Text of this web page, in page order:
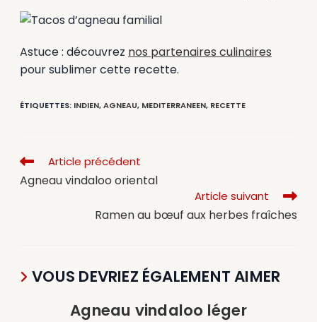
Astuce : découvrez nos partenaires culinaires
pour sublimer cette recette.
ÉTIQUETTES: INDIEN,AGNEAU, MEDITERRANEEN, RECETTE
Article précédent
Agneau vindaloo oriental
Article suivant
Ramen au bœuf aux herbes fraîches
VOUS DEVRIEZ ÉGALEMENT AIMER
Agneau vindaloo léger